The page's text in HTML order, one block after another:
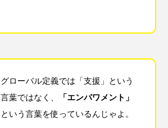
グローバル定義では「支援」という
言葉ではなく、
「エンパワメント」
という言葉を使っているんじゃよ。